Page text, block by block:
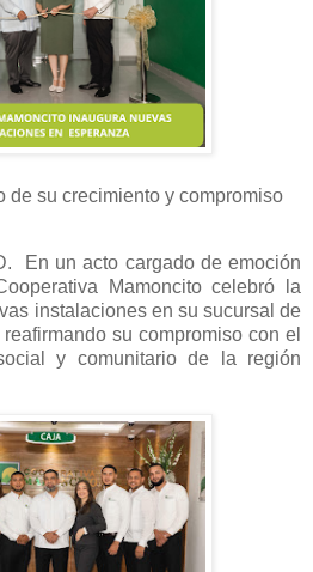
de su crecimiento y compromiso
En un acto cargado de emoción
Mamoncito celebró la
instalaciones en su sucursal de
su compromiso con el
y comunitario de la región